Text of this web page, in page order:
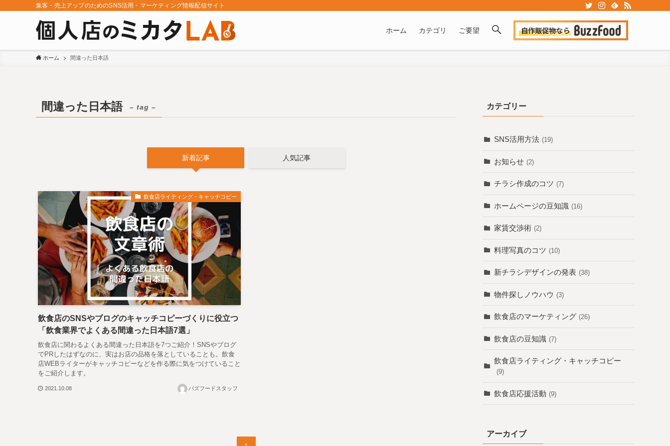
集客・売上アップのためのSNS活用・マーケティング情報配信サイト
ホーム カテゴリ ご要望
ホーム 間違った日本語
間違った日本語 – tag –
新着記事 人気記事
飲食店ライティング・キャッチコピー
飲食店のSNSやブログのキャッチコピーづくりに役立つ
「飲食業界でよくある間違った日本語7選」
飲食店に関わるよくある間違った日本語を7つご紹介！SNSやブログ
でPRしたはずなのに、実はお店の品格を落としていることも。飲食
店WEBライターがキャッチコピーなどを作る際に気をつけていること
をご紹介します。
2021.10.08 バズフードスタッフ
カテゴリー
SNS活用方法 (19)
お知らせ (2)
チラシ作成のコツ (7)
ホームページの豆知識 (16)
家賃交渉術 (2)
料理写真のコツ (10)
新チラシデザインの発表 (38)
物件探しノウハウ (3)
飲食店のマーケティング (26)
飲食店の豆知識 (7)
飲食店ライティング・キャッチコピー
(9)
飲食店応援活動 (9)
アーカイブ